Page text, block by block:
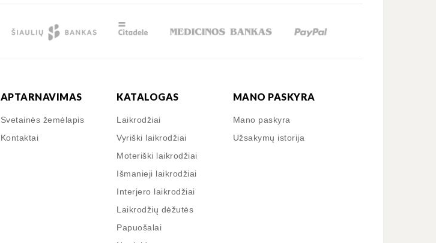
APTARNAVIMAS
Svetainės žemėlapis
Kontaktai
KATALOGAS
Laikrodžiai
Vyriški laikrodžiai
Moteriški laikrodžiai
Išmanieji laikrodžiai
Interjero laikrodžiai
Laikrodžių dėžutės
Papuošalai
MANO PASKYRA
Mano paskyra
Užsakymų istorija